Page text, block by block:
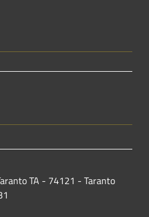
TA - 74121 - Taranto